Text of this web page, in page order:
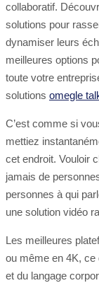
collaboratif.
solutions pour
dynamiser leurs
meilleures options
toute votre
solutions omegle
C’est comme si
mettiez
cet endroit. Vouloir
jamais de
personnes à qui
une solution vidéo
Les meilleures
ou même en 4K, ce
et du langage